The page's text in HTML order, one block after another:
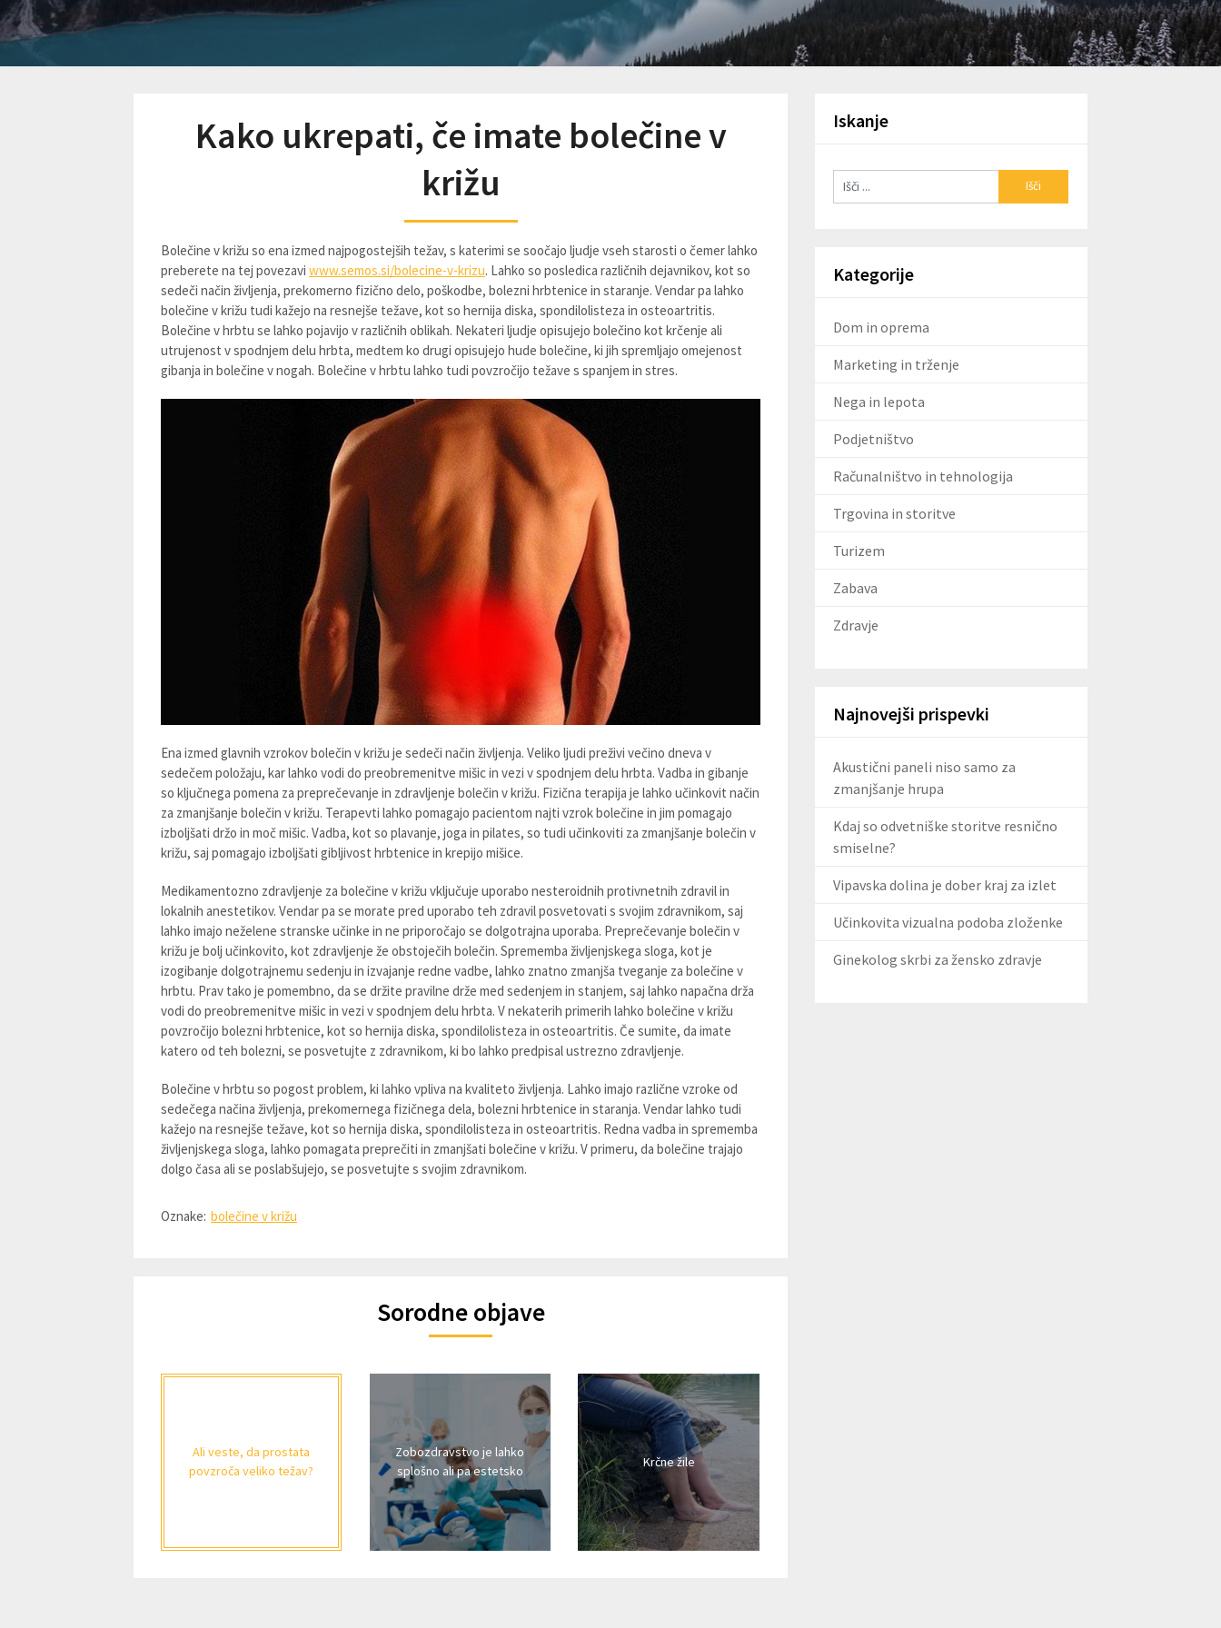
Kako ukrepati, če imate bolečine v
križu
Bolečine v križu so ena izmed najpogostejših težav, s katerimi se soočajo ljudje vseh starosti o čemer lahko
preberete na tej povezavi www.semos.si/bolecine-v-krizu. Lahko so posledica različnih dejavnikov, kot so
sedeči način življenja, prekomerno fizično delo, poškodbe, bolezni hrbtenice in staranje. Vendar pa lahko
bolečine v križu tudi kažejo na resnejše težave, kot so hernija diska, spondilolisteza in osteoartritis.
Bolečine v hrbtu se lahko pojavijo v različnih oblikah. Nekateri ljudje opisujejo bolečino kot krčenje ali
utrujenost v spodnjem delu hrbta, medtem ko drugi opisujejo hude bolečine, ki jih spremljajo omejenost
gibanja in bolečine v nogah. Bolečine v hrbtu lahko tudi povzročijo težave s spanjem in stres.
Ena izmed glavnih vzrokov bolečin v križu je sedeči način življenja. Veliko ljudi preživi večino dneva v
sedečem položaju, kar lahko vodi do preobremenitve mišic in vezi v spodnjem delu hrbta. Vadba in gibanje
so ključnega pomena za preprečevanje in zdravljenje bolečin v križu. Fizična terapija je lahko učinkovit način
za zmanjšanje bolečin v križu. Terapevti lahko pomagajo pacientom najti vzrok bolečine in jim pomagajo
izboljšati držo in moč mišic. Vadba, kot so plavanje, joga in pilates, so tudi učinkoviti za zmanjšanje bolečin v
križu, saj pomagajo izboljšati gibljivost hrbtenice in krepijo mišice.
Medikamentozno zdravljenje za bolečine v križu vključuje uporabo nesteroidnih protivnetnih zdravil in
lokalnih anestetikov. Vendar pa se morate pred uporabo teh zdravil posvetovati s svojim zdravnikom, saj
lahko imajo neželene stranske učinke in ne priporočajo se dolgotrajna uporaba. Preprečevanje bolečin v
križu je bolj učinkovito, kot zdravljenje že obstoječih bolečin. Sprememba življenjskega sloga, kot je
izogibanje dolgotrajnemu sedenju in izvajanje redne vadbe, lahko znatno zmanjša tveganje za bolečine v
hrbtu. Prav tako je pomembno, da se držite pravilne drže med sedenjem in stanjem, saj lahko napačna drža
vodi do preobremenitve mišic in vezi v spodnjem delu hrbta. V nekaterih primerih lahko bolečine v križu
povzročijo bolezni hrbtenice, kot so hernija diska, spondilolisteza in osteoartritis. Če sumite, da imate
katero od teh bolezni, se posvetujte z zdravnikom, ki bo lahko predpisal ustrezno zdravljenje.
Bolečine v hrbtu so pogost problem, ki lahko vpliva na kvaliteto življenja. Lahko imajo različne vzroke od
sedečega načina življenja, prekomernega fizičnega dela, bolezni hrbtenice in staranja. Vendar lahko tudi
kažejo na resnejše težave, kot so hernija diska, spondilolisteza in osteoartritis. Redna vadba in sprememba
življenjskega sloga, lahko pomagata preprečiti in zmanjšati bolečine v križu. V primeru, da bolečine trajajo
dolgo časa ali se poslabšujejo, se posvetujte s svojim zdravnikom.
Oznake: bolečine v križu
Sorodne objave
Ali veste, da prostata
povzroča veliko težav?
Zobozdravstvo je lahko
splošno ali pa estetsko
Krčne žile
Iskanje
Kategorije
Dom in oprema
Marketing in trženje
Nega in lepota
Podjetništvo
Računalništvo in tehnologija
Trgovina in storitve
Turizem
Zabava
Zdravje
Najnovejši prispevki
Akustični paneli niso samo za
zmanjšanje hrupa
Kdaj so odvetniške storitve resnično
smiselne?
Vipavska dolina je dober kraj za izlet
Učinkovita vizualna podoba zloženke
Ginekolog skrbi za žensko zdravje